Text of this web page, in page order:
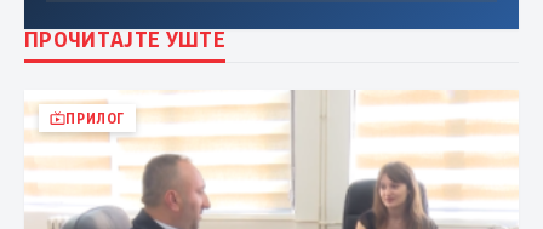
ПРОЧИТАЈТЕ УШТЕ
ПРИЛОГ